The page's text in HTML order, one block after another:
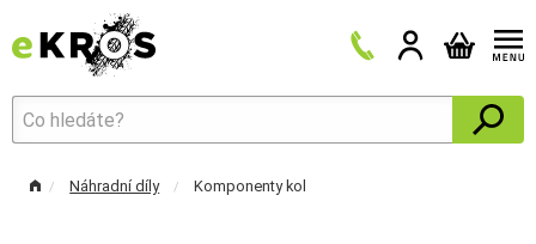
Náhradní díly Komponenty kol